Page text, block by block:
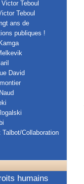
Teboul
Teboul
ans de
publiques !
David
Collaboration
humains